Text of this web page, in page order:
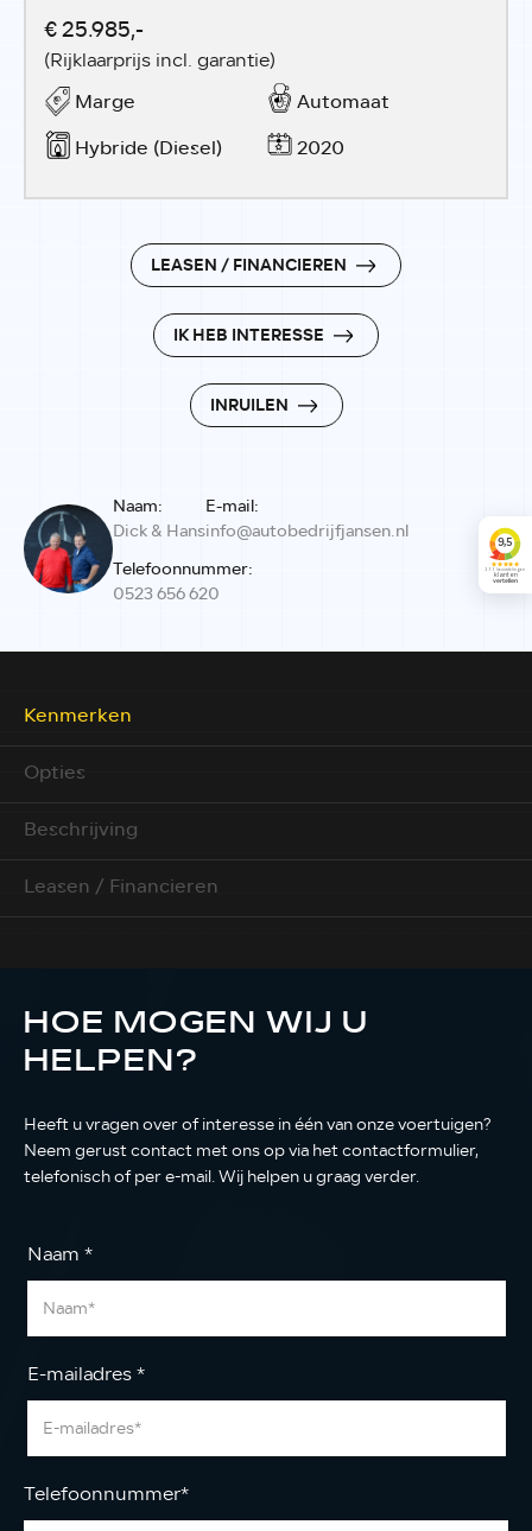
€ 25.985,-
(Rijklaarprijs incl. garantie)
Marge
Automaat
Hybride (Diesel)
2020
LEASEN / FINANCIEREN
IK HEB INTERESSE
INRUILEN
Naam:
Dick & Hans
E-mail:
info@autobedrijfjansen.nl
Telefoonnummer:
0523 656 620
Kenmerken
Opties
Beschrijving
Leasen / Financieren
HOE MOGEN WIJ U
HELPEN?
Heeft u vragen over of interesse in één van onze voertuigen?
Neem gerust contact met ons op via het contactformulier,
telefonisch of per e-mail. Wij helpen u graag verder.
Naam *
E-mailadres*
Telefoonnummer*